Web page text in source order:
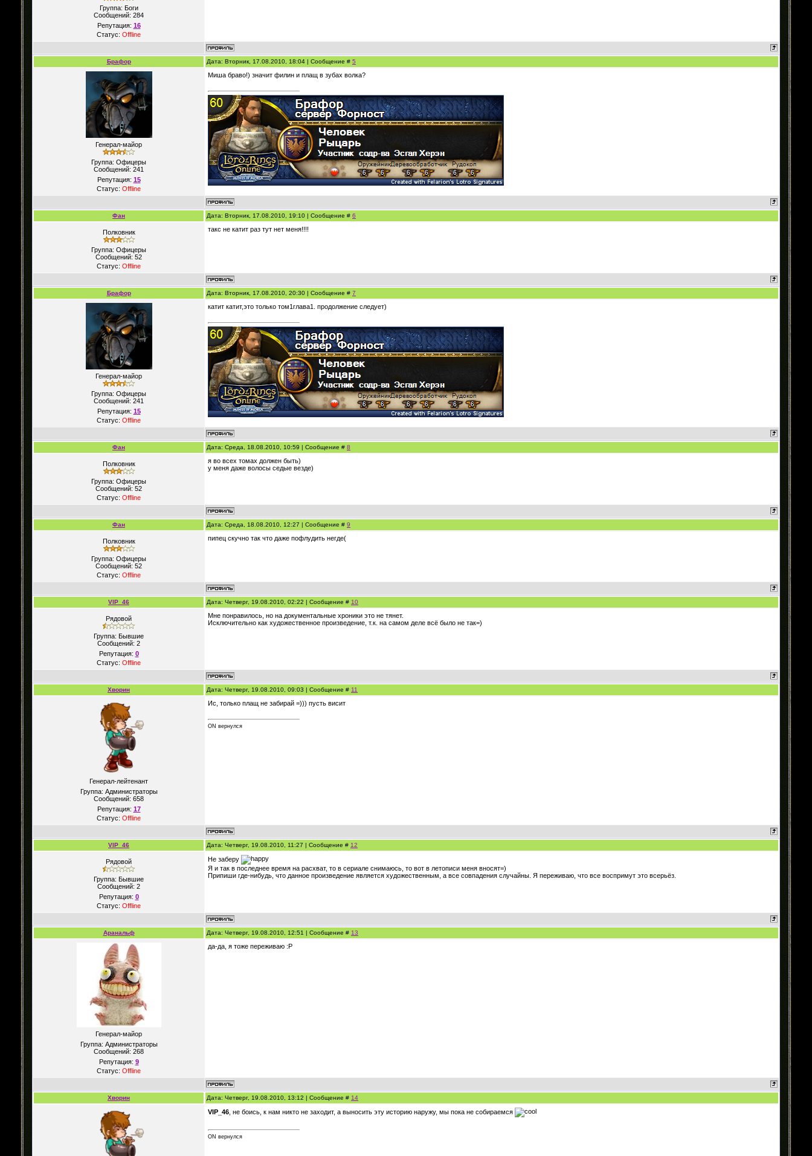
Группа: Боги
Сообщений: 284
Репутация: 16
Статус: Offline
Брафор Дата: Вторник, 17.08.2010, 18:04 | Сообщение # 5
Генерал-майор
Группа: Офицеры
Сообщений: 241
Репутация: 15
Статус: Offline
Миша браво!) значит филин и плащ в зубах волка?
Фан Дата: Вторник, 17.08.2010, 19:10 | Сообщение # 6
Полковник
Группа: Офицеры
Сообщений: 52
Статус: Offline
такс не катит раз тут нет меня!!!!
Брафор Дата: Вторник, 17.08.2010, 20:30 | Сообщение # 7
Генерал-майор
Группа: Офицеры
Сообщений: 241
Репутация: 15
Статус: Offline
катит катит,это только том1глава1. продолжение следует)
Фан Дата: Среда, 18.08.2010, 10:59 | Сообщение # 8
Полковник
Группа: Офицеры
Сообщений: 52
Статус: Offline
я во всех томах должен быть)
у меня даже волосы седые везде)
Фан Дата: Среда, 18.08.2010, 12:27 | Сообщение # 9
Полковник
Группа: Офицеры
Сообщений: 52
Статус: Offline
пипец скучно так что даже пофлудить негде(
VIP_46 Дата: Четверг, 19.08.2010, 02:22 | Сообщение # 10
Рядовой
Группа: Бывшие
Сообщений: 2
Репутация: 0
Статус: Offline
Мне понравилось, но на документальные хроники это не тянет.
Исключительно как художественное произведение, т.к. на самом деле всё было не так=)
Хворин Дата: Четверг, 19.08.2010, 09:03 | Сообщение # 11
Генерал-лейтенант
Группа: Администраторы
Сообщений: 658
Репутация: 17
Статус: Offline
Ис, только плащ не забирай =))) пусть висит
ON вернулся
VIP_46 Дата: Четверг, 19.08.2010, 11:27 | Сообщение # 12
Рядовой
Группа: Бывшие
Сообщений: 2
Репутация: 0
Статус: Offline
Не заберу
Я и так в последнее время на расхват, то в сериале снимаюсь, то вот в летописи меня вносят=)
Припиши где-нибудь, что данное произведение является художественным, а все совпадения случайны. Я переживаю, что все воспримут это всерьёз.
Аранальф Дата: Четверг, 19.08.2010, 12:51 | Сообщение # 13
Генерал-майор
Группа: Администраторы
Сообщений: 268
Репутация: 9
Статус: Offline
да-да, я тоже переживаю :Р
Хворин Дата: Четверг, 19.08.2010, 13:12 | Сообщение # 14
VIP_46 , не боись, к нам никто не заходит, а выносить эту историю наружу, мы пока не собираемся
ON вернулся